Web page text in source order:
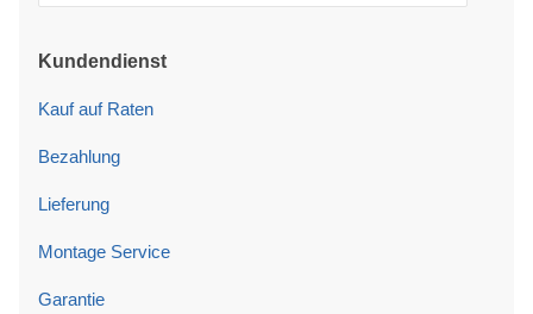
Kundendienst
Kauf auf Raten
Bezahlung
Lieferung
Montage Service
Garantie